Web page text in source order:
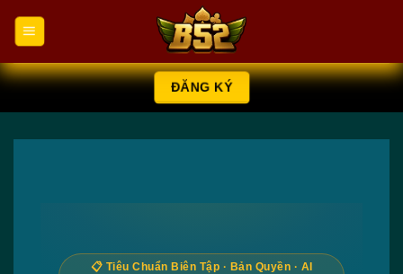
đến
dung
ĐĂNG KÝ
📋 Tiêu Chuẩn Biên Tập · Bản Quyền · AI